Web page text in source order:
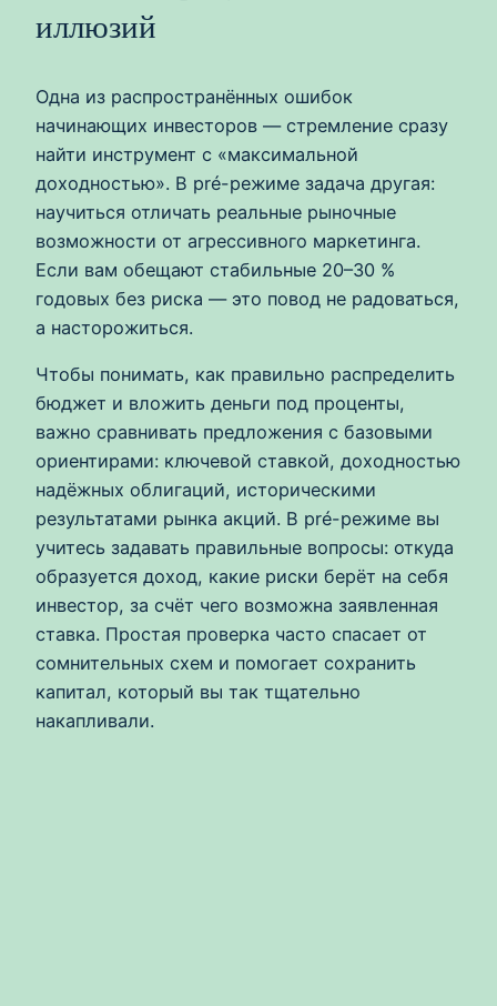
иллюзий
Одна из распространённых ошибок
начинающих инвесторов — стремление сразу
найти инструмент с «максимальной
доходностью». В pré-режиме задача другая:
научиться отличать реальные рыночные
возможности от агрессивного маркетинга.
Если вам обещают стабильные 20–30 %
годовых без риска — это повод не радоваться,
а насторожиться.
Чтобы понимать, как правильно распределить
бюджет и вложить деньги под проценты,
важно сравнивать предложения с базовыми
ориентирами: ключевой ставкой, доходностью
надёжных облигаций, историческими
результатами рынка акций. В pré-режиме вы
учитесь задавать правильные вопросы: откуда
образуется доход, какие риски берёт на себя
инвестор, за счёт чего возможна заявленная
ставка. Простая проверка часто спасает от
сомнительных схем и помогает сохранить
капитал, который вы так тщательно
накапливали.